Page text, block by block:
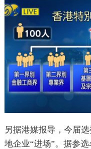
另据港媒报导，今届
地企业“进场”。据参